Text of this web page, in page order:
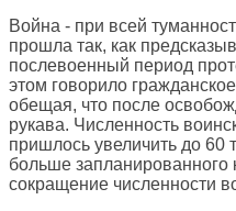
Война - при всей
прошла так, как
послевоенный период
этом говорило
обещая, что после
рукава. Численность
пришлось увеличить до 60
больше
сокращение численности